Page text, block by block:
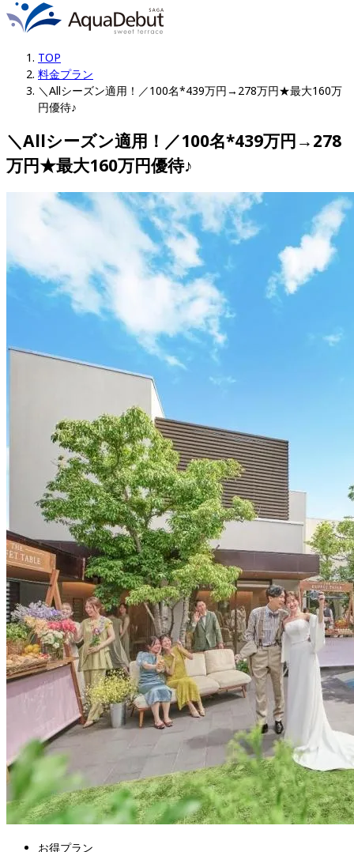
TOP
料金プラン
＼Allシーズン適用！／100名*439万円→278万円★最大160万
円優待♪
＼Allシーズン適用！／100名*439万円→278
万円★最大160万円優待♪
お得プラン